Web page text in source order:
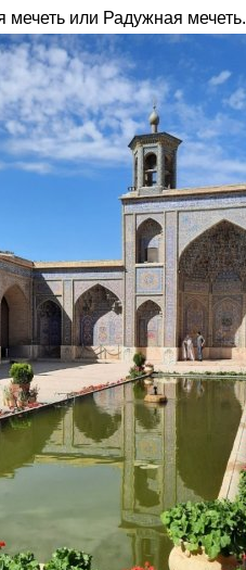
мечеть или Радужная мечеть.